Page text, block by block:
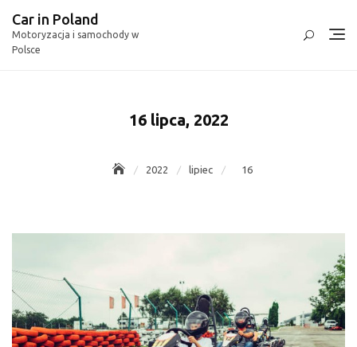
content
Car in Poland
Motoryzacja i samochody w
Polsce
16 lipca, 2022
2022 lipiec 16